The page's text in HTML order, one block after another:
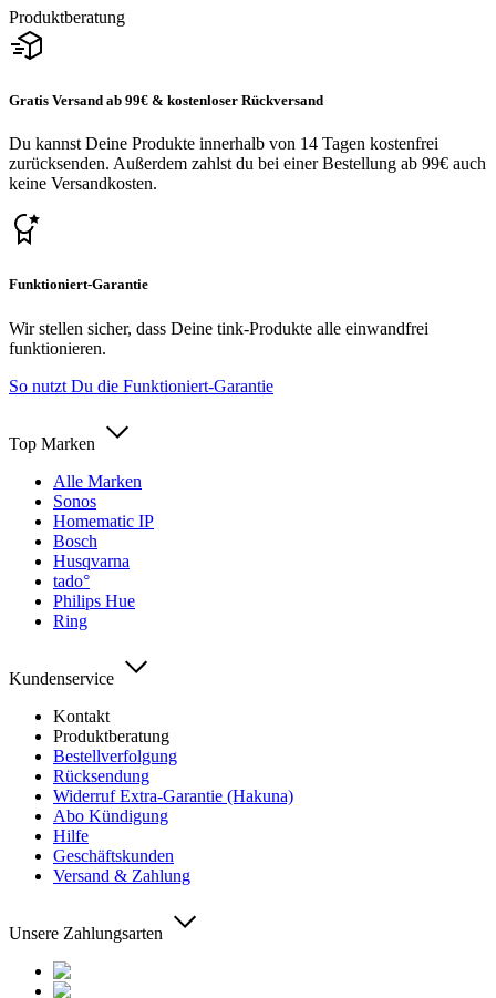
Produktberatung
Gratis Versand ab 99€ & kostenloser Rückversand
Du kannst Deine Produkte innerhalb von 14 Tagen kostenfrei
zurücksenden. Außerdem zahlst du bei einer Bestellung ab 99€ auch
keine Versandkosten.
Funktioniert-Garantie
Wir stellen sicher, dass Deine tink-Produkte alle einwandfrei
funktionieren.
So nutzt Du die Funktioniert-Garantie
Top Marken
Alle Marken
Sonos
Homematic IP
Bosch
Husqvarna
tado°
Philips Hue
Ring
Kundenservice
Kontakt
Produktberatung
Bestellverfolgung
Rücksendung
Widerruf Extra-Garantie (Hakuna)
Abo Kündigung
Hilfe
Geschäftskunden
Versand & Zahlung
Unsere Zahlungsarten